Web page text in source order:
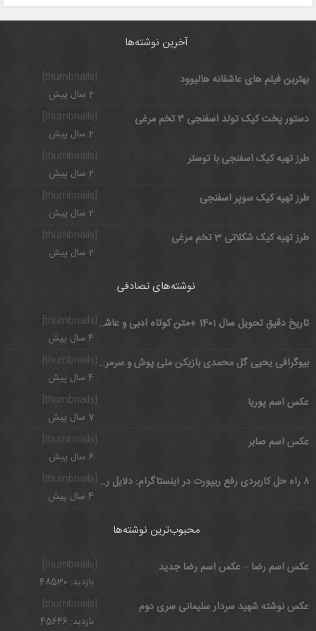
آخرین نوشته‌ها
بهترین فیلم های عاشقانه هالیوود
2 سال پیش
[thumbnails]
دستور پخت کیک تولد اسفنجی ۳ تخم مرغی
2 سال پیش
طرز تهیه کیک اسفنجی با توستر
2 سال پیش
[thumbnails]
طرز تهیه کیک سوپر اسفنجی
2 سال پیش
طرز تهیه کیک شکلاتی 3 تخم مرغی
2 سال پیش
نوشته‌های تصادفی
[thumbnails] تاریخ دقیق تحویل سال 1401 +متن کوتاه ادبی و عاشقانه سال نو
4 سال پیش
بیوگرافی یحیی گل محمدی بازیکن ملی پوش و سرمربی با اخلاق پرسپولیس
4 سال پیش
[thumbnails]
عکس اسم پوریا
7 سال پیش
عکس اسم صابر
6 سال پیش
۸ راه‌ حل کاربردی رفع ریپورت در اینستاگرام: دلایل ریپورت اینستاگرام
4 سال پیش
محبوب‌ترین نوشته‌ها
عکس اسم رضا – عکس اسم رضا جدید
بازدید: 48530
[thumbnails]
عکس نوشته شهید سردار سلیمانی سری دوم
بازدید: 45646